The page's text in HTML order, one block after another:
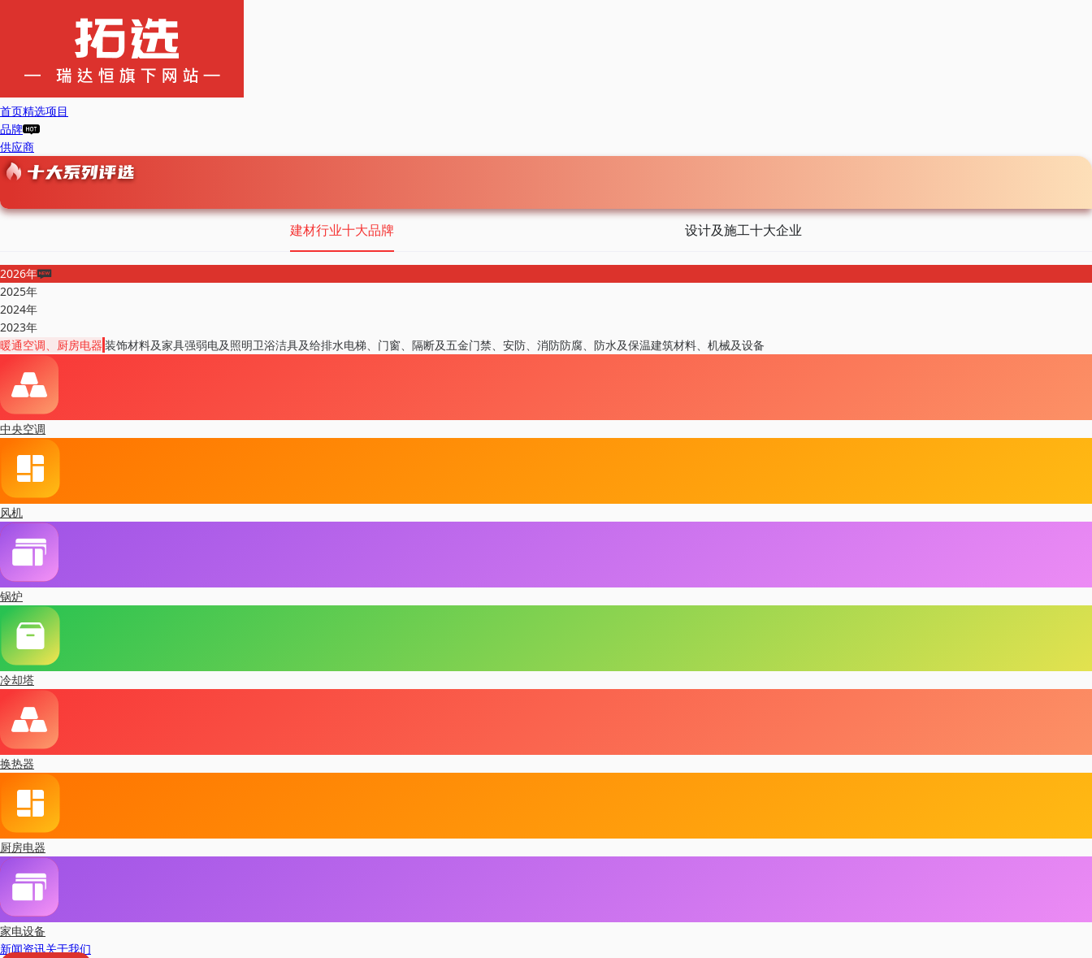
首页精选项目
品牌
供应商
建材行业十大品牌 设计及施工十大企业
2026年
2025年
2024年
2023年
暖通空调、厨房电器 装饰材料及家具强弱电及照明卫浴洁具及给排水电梯、门窗、隔断及五金门禁、安防、消防防腐、防水及保温建筑材料、机械及设备
中央空调
风机
锅炉
冷却塔
换热器
厨房电器
家电设备
新闻资讯关于我们